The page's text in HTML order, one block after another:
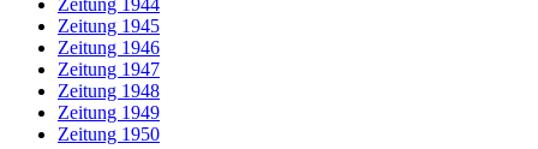
Zeitung 1944
Zeitung 1945
Zeitung 1946
Zeitung 1947
Zeitung 1948
Zeitung 1949
Zeitung 1950